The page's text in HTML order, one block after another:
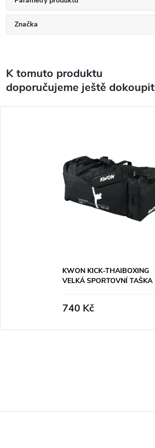
Značka
K tomuto produktu
doporučujeme ještě dokoupit
KWON KICK-THAIBOXING
VELKÁ SPORTOVNÍ TAŠKA
740 Kč